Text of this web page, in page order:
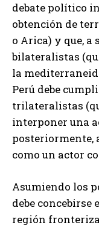
debate político
obtención de
o Arica) y que, a
bilateralistas
la
Perú debe
trilateralistas
interponer una
posteriormente,
como un actor
Asumiendo los
debe
región